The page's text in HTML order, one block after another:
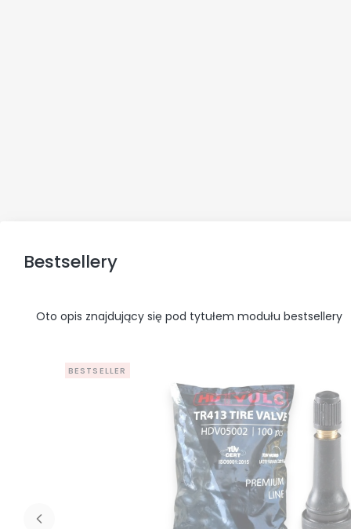
Bestsellery
Oto opis znajdujący się pod tytułem modułu bestsellery
BESTSELLER